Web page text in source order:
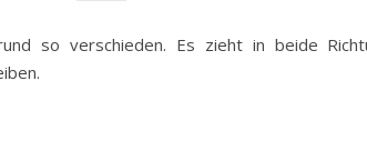
so verschieden. Es zieht in beide